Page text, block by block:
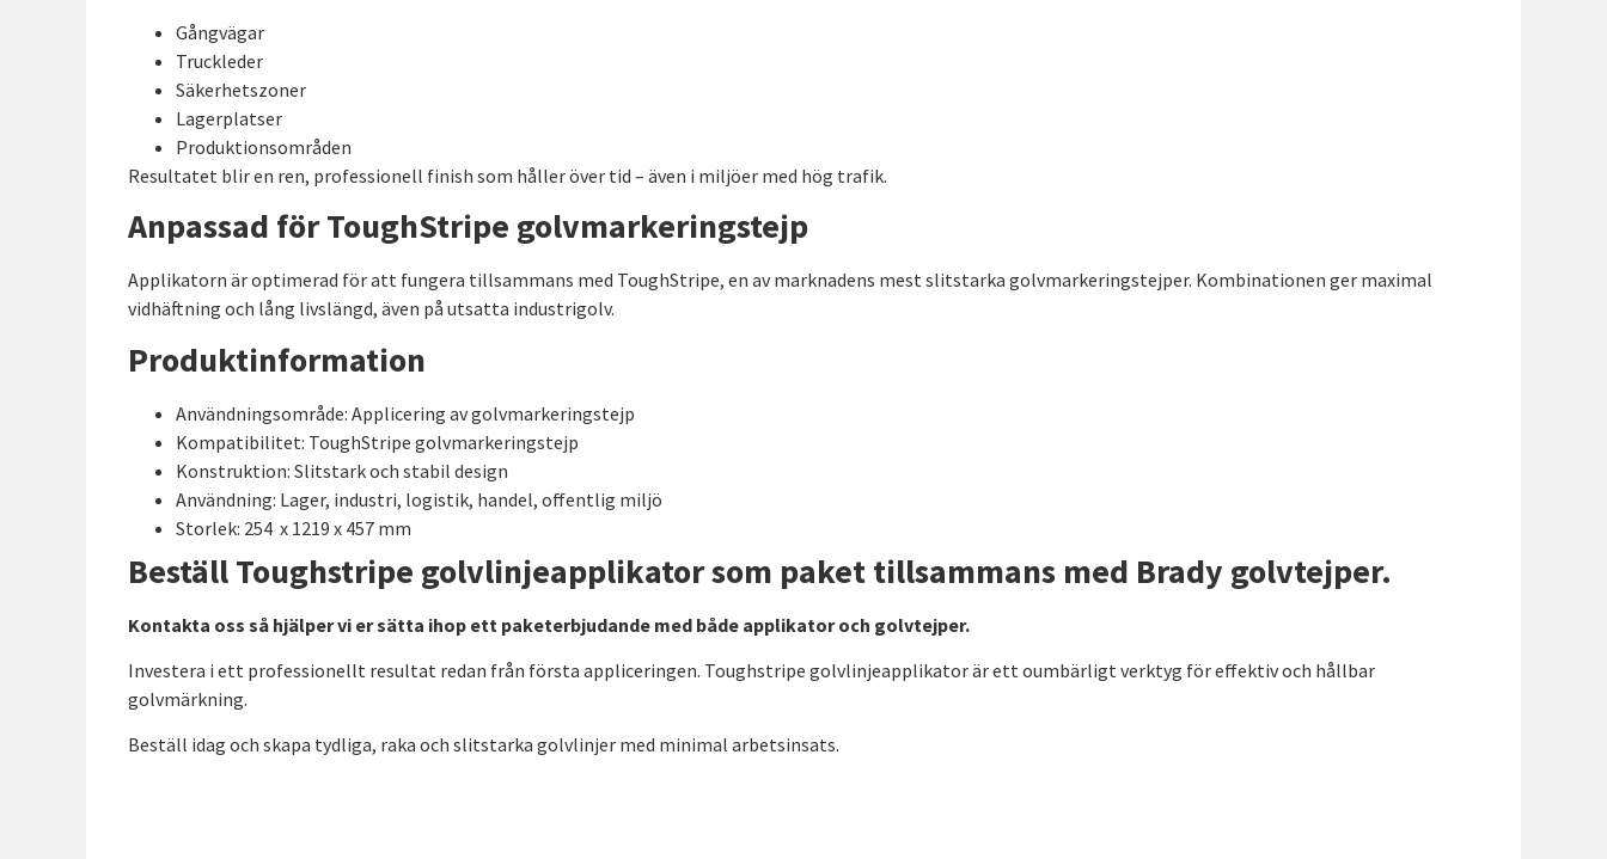
Gångvägar
Truckleder
Säkerhetszoner
Lagerplatser
Produktionsområden
Resultatet blir en ren, professionell finish som håller över tid – även i miljöer med hög trafik.
Anpassad för ToughStripe golvmarkeringstejp
Applikatorn är optimerad för att fungera tillsammans med ToughStripe, en av marknadens mest slitstarka golvmarkeringstejper. Kombinationen ger maximal
vidhäftning och lång livslängd, även på utsatta industrigolv.
Produktinformation
Användningsområde: Applicering av golvmarkeringstejp
Kompatibilitet: ToughStripe golvmarkeringstejp
Konstruktion: Slitstark och stabil design
Användning: Lager, industri, logistik, handel, offentlig miljö
Storlek: 254 x 1219 x 457 mm
Beställ Toughstripe golvlinjeapplikator som paket tillsammans med Brady golvtejper.
Kontakta oss så hjälper vi er sätta ihop ett paketerbjudande med både applikator och golvtejper.
Investera i ett professionellt resultat redan från första appliceringen. Toughstripe golvlinjeapplikator är ett oumbärligt verktyg för effektiv och hållbar
golvmärkning.
Beställ idag och skapa tydliga, raka och slitstarka golvlinjer med minimal arbetsinsats.